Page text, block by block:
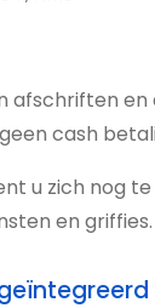
afschriften en
cash
u zich nog
en griffies.